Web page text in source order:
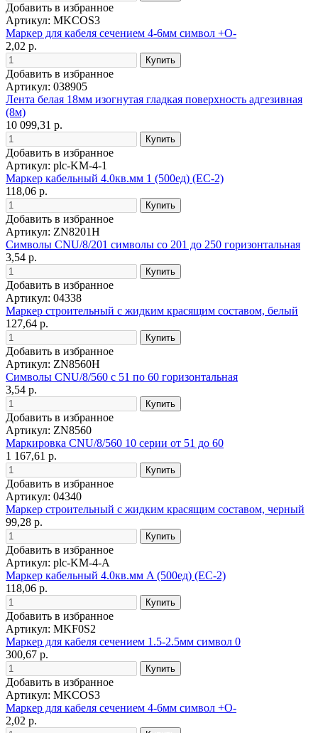
Добавить в избранное
Артикул: MKCOS3
Маркер для кабеля сечением 4-6мм символ +O-
2,02 р.
Добавить в избранное
Артикул: 038905
Лента белая 18мм изогнутая гладкая поверхность адгезивная
(8м)
10 099,31 р.
Добавить в избранное
Артикул: plc-KM-4-1
Маркер кабельный 4.0кв.мм 1 (500ед) (ЕС-2)
118,06 р.
Добавить в избранное
Артикул: ZN8201H
Символы CNU/8/201 символы со 201 до 250 горизонтальная
3,54 р.
Добавить в избранное
Артикул: 04338
Маркер строительный с жидким красящим составом, белый
127,64 р.
Добавить в избранное
Артикул: ZN8560H
Символы CNU/8/560 с 51 по 60 горизонтальная
3,54 р.
Добавить в избранное
Артикул: ZN8560
Маркировка CNU/8/560 10 серии от 51 до 60
1 167,61 р.
Добавить в избранное
Артикул: 04340
Маркер строительный с жидким красящим составом, черный
99,28 р.
Добавить в избранное
Артикул: plc-KM-4-A
Маркер кабельный 4.0кв.мм A (500ед) (ЕС-2)
118,06 р.
Добавить в избранное
Артикул: MKF0S2
Маркер для кабеля сечением 1.5-2.5мм символ 0
300,67 р.
Добавить в избранное
Артикул: MKCOS3
Маркер для кабеля сечением 4-6мм символ +O-
2,02 р.